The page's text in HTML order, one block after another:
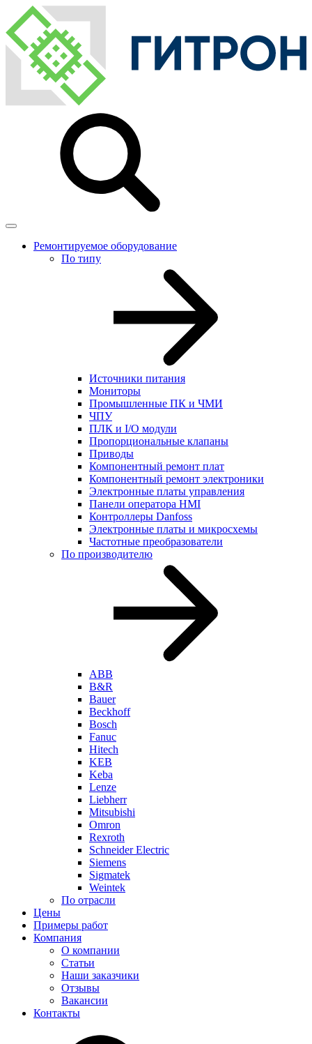
Ремонтируемое оборудование
По типу
Источники питания
Мониторы
Промышленные ПК и ЧМИ
ЧПУ
ПЛК и I/O модули
Пропорциональные клапаны
Приводы
Компонентный ремонт плат
Компонентный ремонт электроники
Электронные платы управления
Панели оператора HMI
Контроллеры Danfoss
Электронные платы и микросхемы
Частотные преобразователи
По производителю
ABB
B&R
Bauer
Beckhoff
Bosch
Fanuc
Hitech
KEB
Keba
Lenze
Liebherr
Mitsubishi
Omron
Rexroth
Schneider Electric
Siemens
Sigmatek
Weintek
По отрасли
Цены
Примеры работ
Компания
О компании
Статьи
Наши заказчики
Отзывы
Вакансии
Контакты